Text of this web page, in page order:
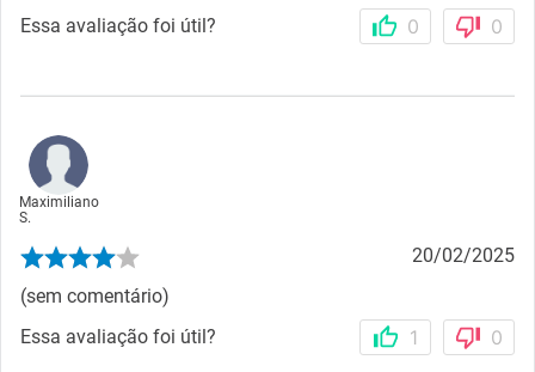
Essa avaliação foi útil?
0 0
Maximiliano
S.
20/02/2025
(sem comentário)
Essa avaliação foi útil?
1 0